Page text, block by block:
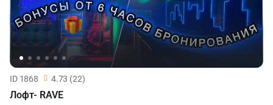
ID 1868 4.73 (22)
Лофт- RAVE